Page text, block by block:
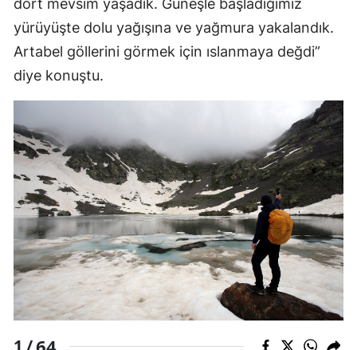
dört mevsim yaşadık. Güneşle başladığımız
yürüyüşte dolu yağışına ve yağmura yakalandık.
Artabel göllerini görmek için ıslanmaya değdi”
diye konuştu.